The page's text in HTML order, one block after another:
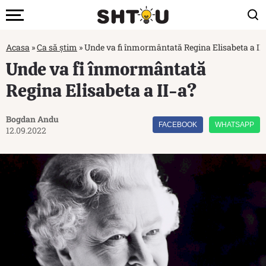
Acasa »Ca să știm »Unde va fi înmormântată Regina Elisabeta a
Unde va fi înmormântată
Regina Elisabeta a II-a?
Bogdan Andu
12.09.2022
FACEBOOK WHATSAPP